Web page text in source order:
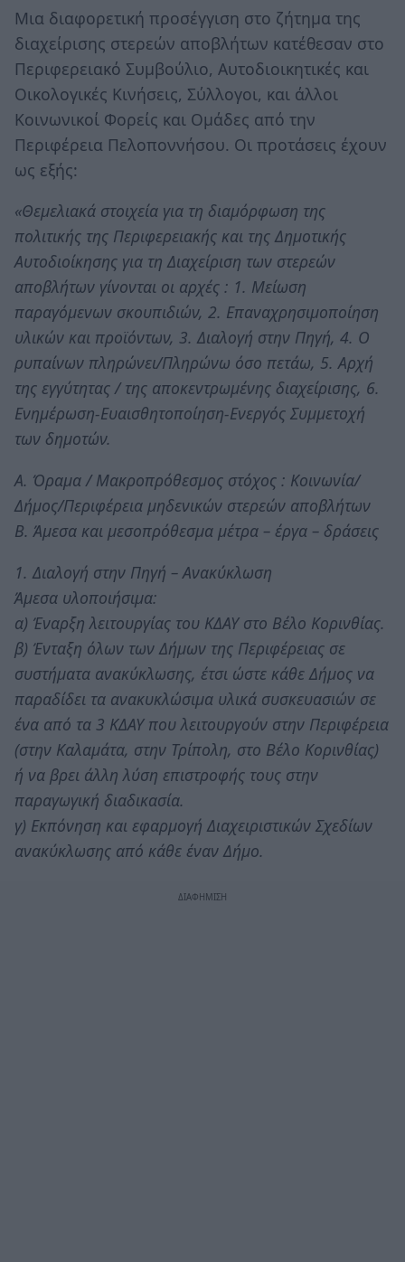
Μια διαφορετική προσέγγιση στο ζήτημα της
διαχείρισης στερεών αποβλήτων κατέθεσαν στο
Περιφερειακό Συμβούλιο, Αυτοδιοικητικές και
Οικολογικές Κινήσεις, Σύλλογοι, και άλλοι
Κοινωνικοί Φορείς και Ομάδες από την
Περιφέρεια Πελοποννήσου. Οι προτάσεις έχουν
ως εξής:
«Θεμελιακά στοιχεία για τη διαμόρφωση της
πολιτικής της Περιφερειακής και της Δημοτικής
Αυτοδιοίκησης για τη Διαχείριση των στερεών
αποβλήτων γίνονται οι αρχές : 1. Μείωση
παραγόμενων σκουπιδιών, 2. Επαναχρησιμοποίηση
υλικών και προϊόντων, 3. Διαλογή στην Πηγή, 4. Ο
ρυπαίνων πληρώνει/Πληρώνω όσο πετάω, 5. Αρχή
της εγγύτητας / της αποκεντρωμένης διαχείρισης, 6.
Ενημέρωση-Ευαισθητοποίηση-Ενεργός Συμμετοχή
των δημοτών.
Α. Όραμα / Μακροπρόθεσμος στόχος : Κοινωνία/
Δήμος/Περιφέρεια μηδενικών στερεών αποβλήτων
Β. Άμεσα και μεσοπρόθεσμα μέτρα – έργα – δράσεις
1. Διαλογή στην Πηγή – Ανακύκλωση
Άμεσα υλοποιήσιμα:
α) Έναρξη λειτουργίας του ΚΔΑΥ στο Βέλο Κορινθίας.
β) Ένταξη όλων των Δήμων της Περιφέρειας σε
συστήματα ανακύκλωσης, έτσι ώστε κάθε Δήμος να
παραδίδει τα ανακυκλώσιμα υλικά συσκευασιών σε
ένα από τα 3 ΚΔΑΥ που λειτουργούν στην Περιφέρεια
(στην Καλαμάτα, στην Τρίπολη, στο Βέλο Κορινθίας)
ή να βρει άλλη λύση επιστροφής τους στην
παραγωγική διαδικασία.
γ) Εκπόνηση και εφαρμογή Διαχειριστικών Σχεδίων
ανακύκλωσης από κάθε έναν Δήμο.